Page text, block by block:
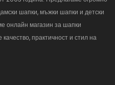
шапки, мъжки шапки и детски
онлайн магазин за шапки
практичност и стил на